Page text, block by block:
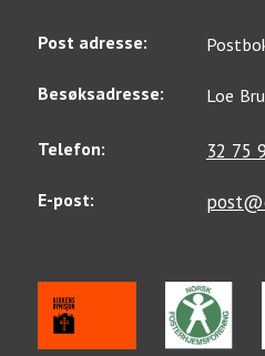
Post adresse:
Besøksadresse: Loe
Telefon: 32 75
E-post: